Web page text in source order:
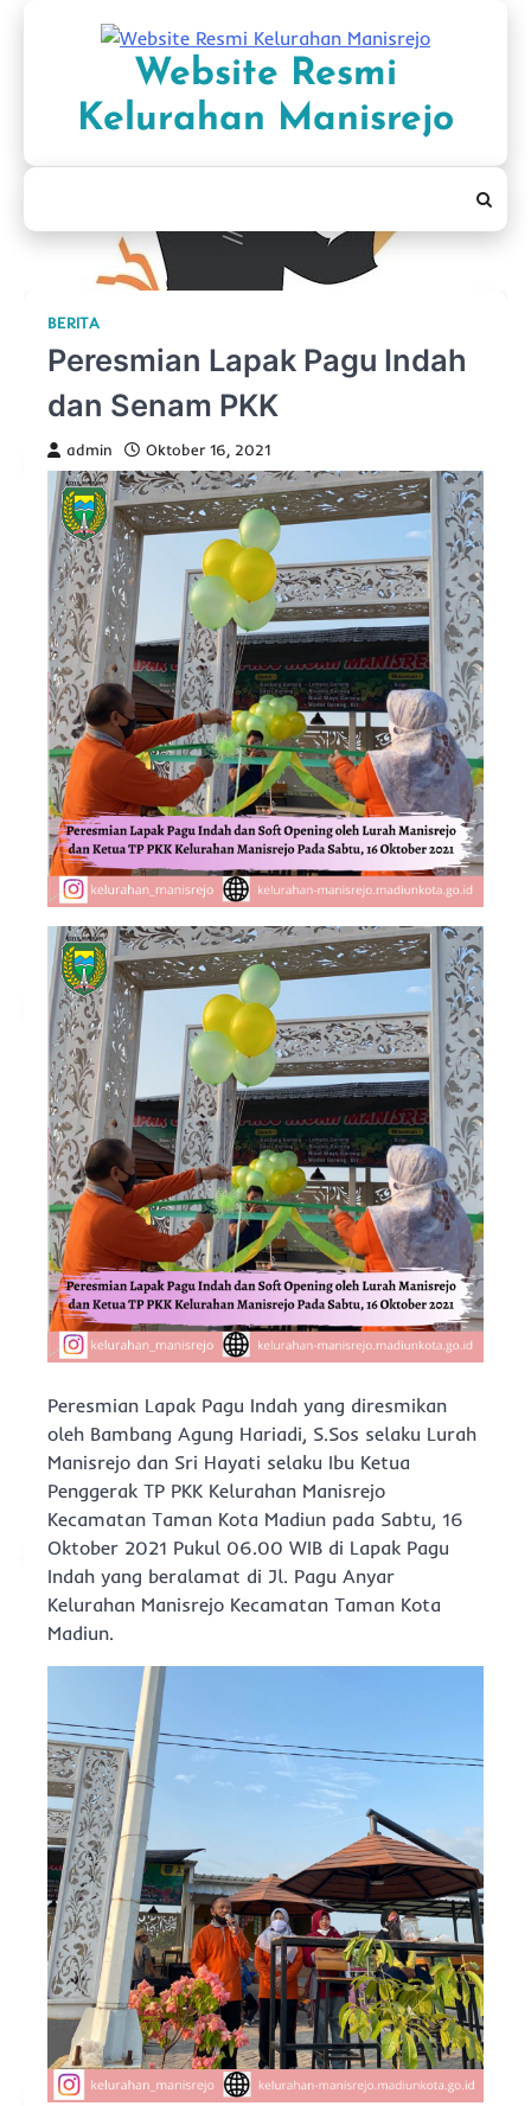
Website Resmi
Kelurahan Manisrejo
BERITA
Peresmian Lapak Pagu Indah
dan Senam PKK
admin Oktober 16, 2021
Peresmian Lapak Pagu Indah yang diresmikan
oleh Bambang Agung Hariadi, S.Sos selaku Lurah
Manisrejo dan Sri Hayati selaku Ibu Ketua
Penggerak TP PKK Kelurahan Manisrejo
Kecamatan Taman Kota Madiun pada Sabtu, 16
Oktober 2021 Pukul 06.00 WIB di Lapak Pagu
Indah yang beralamat di Jl. Pagu Anyar
Kelurahan Manisrejo Kecamatan Taman Kota
Madiun.